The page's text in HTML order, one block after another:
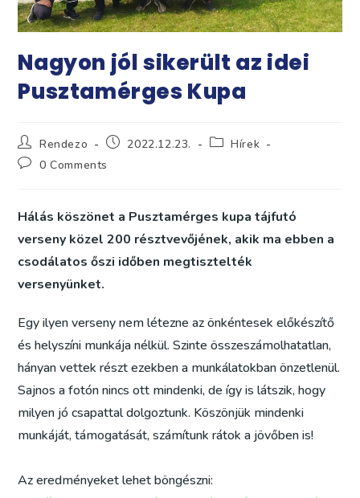
Nagyon jól sikerült az idei
Pusztamérges Kupa
Post
author:
Rendezo
Post2022.12.23.
PostHírek
Post0 Comments
Hálás köszönet a Pusztamérges kupa tájfutó
verseny közel 200 résztvevőjének, akik ma ebben a
csodálatos őszi időben megtisztelték
versenyünket.
Egy ilyen verseny nem létezne az önkéntesek előkészítő
és helyszíni munkája nélkül. Szinte összeszámolhatatlan,
hányan vettek részt ezekben a munkálatokban önzetlenül.
Sajnos a fotón nincs ott mindenki, de így is látszik, hogy
milyen jó csapattal dolgoztunk. Köszönjük mindenki
munkáját, támogatását, számítunk rátok a jövőben is!
Az eredményeket lehet böngészni: